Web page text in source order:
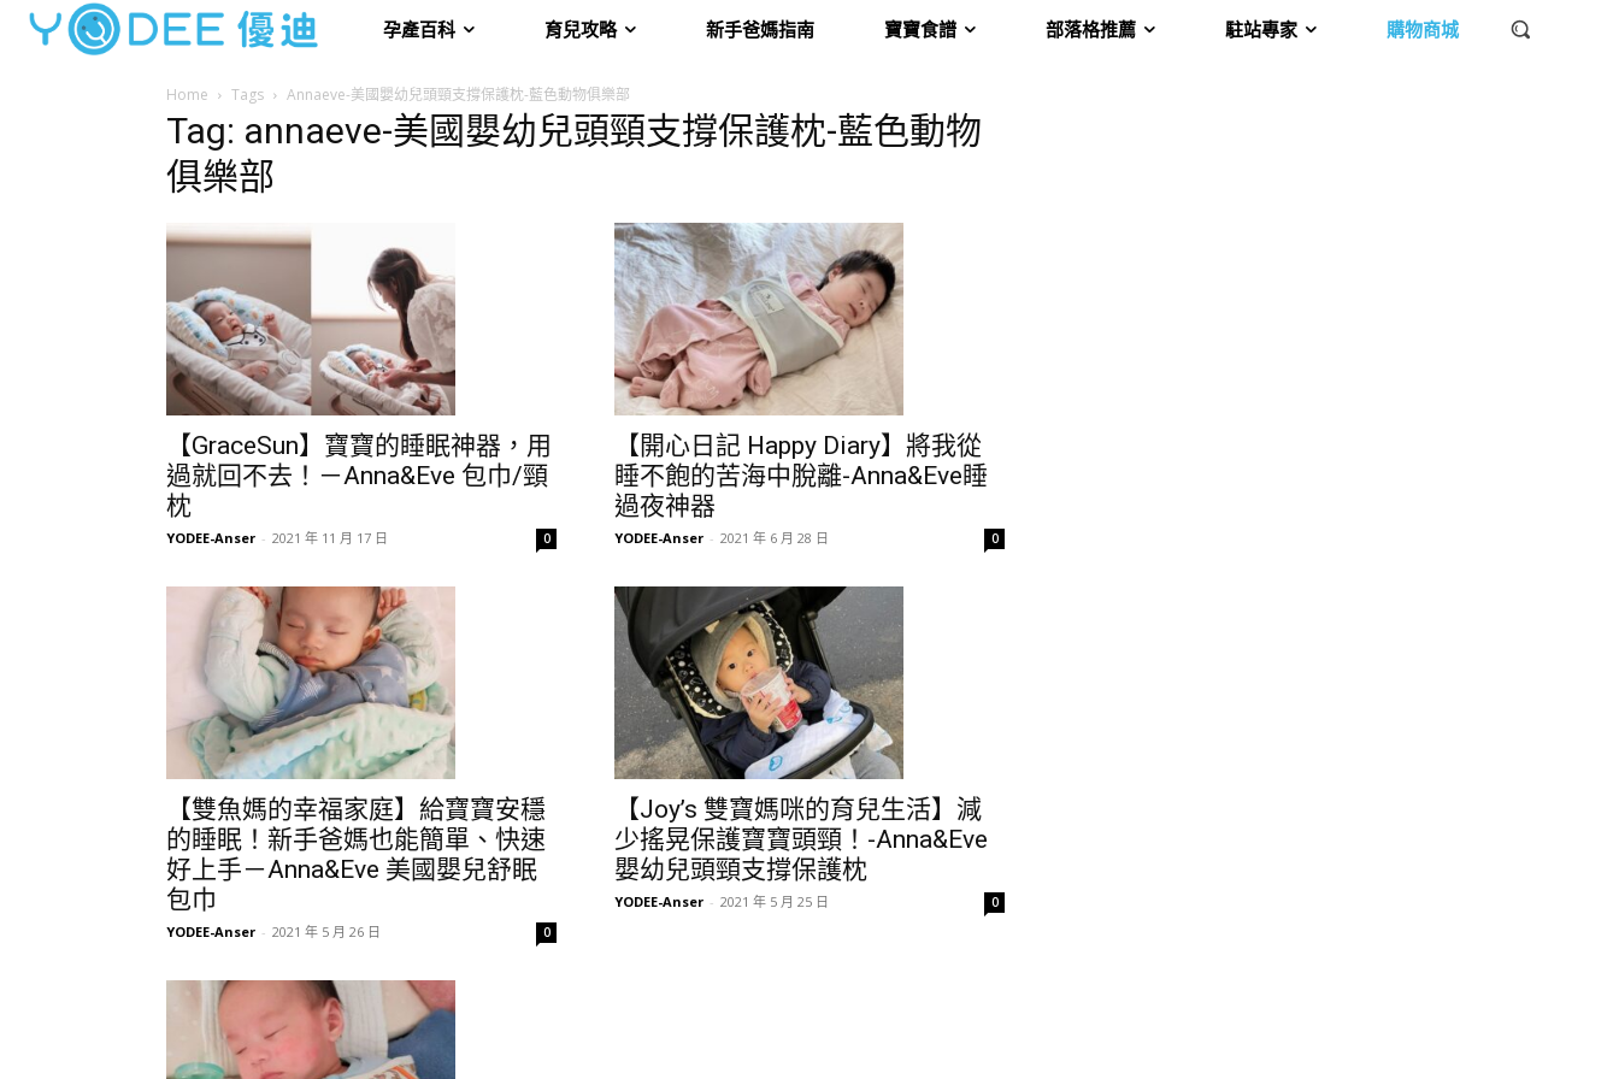
孕產百科 育兒攻略 新手爸媽指南 寶寶食譜 部落格推薦 駐站專家 購物商城
Home Tags Annaeve-美國嬰幼兒頭頸支撐保護枕-藍色動物俱樂部
Tag: annaeve-美國嬰幼兒頭頸支撐保護枕-藍色動物
俱樂部
【GraceSun】寶寶的睡眠神器，用
過就回不去！－Anna&Eve 包巾/頸
枕
YODEE-Anser - 2021 年 11 月 17 日 0
【開心日記 Happy Diary】將我從
睡不飽的苦海中脫離-Anna&Eve睡
過夜神器
YODEE-Anser - 2021 年 6 月 28 日 0
【雙魚媽的幸福家庭】給寶寶安穩
的睡眠！新手爸媽也能簡單、快速
好上手－Anna&Eve 美國嬰兒舒眠
包巾
YODEE-Anser - 2021 年 5 月 26 日 0
【Joy’s 雙寶媽咪的育兒生活】減
少搖晃保護寶寶頭頸！-Anna&Eve
嬰幼兒頭頸支撐保護枕
YODEE-Anser - 2021 年 5 月 25 日 0